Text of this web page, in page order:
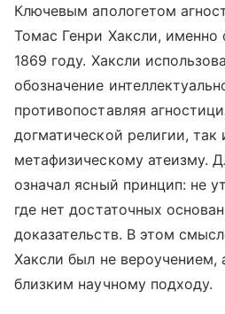
Ключевым апологетом
Томас Генри Хаксли,
1869 году. Хаксли
обозначение
противопоставляя
догматической религии,
метафизическому атеизму.
означал ясный принцип: не
где нет достаточных
доказательств. В этом
Хаксли был не
близким научному подходу.